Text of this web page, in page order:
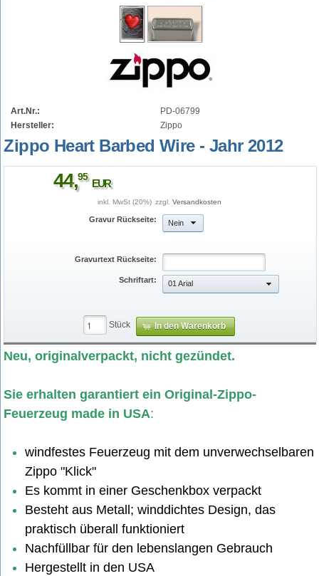
zippo_heart_barbed_wire_01.jpg
Art.Nr.:
PD-06799
Hersteller:
Zippo
Zippo Heart Barbed Wire - Jahr 2012
44,95
EUR
inkl. MwSt (20%) zzgl. Versandkosten
Gravur Rückseite: Nein
Gravurtext Rückseite:
Schriftart: 01 Arial
Stück In den Warenkorb
Neu, originalverpackt, nicht gezündet.
Sie erhalten garantiert ein Original-Zippo-
Feuerzeug made in USA:
windfestes Feuerzeug mit dem unverwechselbaren
Zippo "Klick"
Es kommt in einer Geschenkbox verpackt
Besteht aus Metall; winddichtes Design, das
praktisch überall funktioniert
Nachfüllbar für den lebenslangen Gebrauch
Hergestellt in den USA